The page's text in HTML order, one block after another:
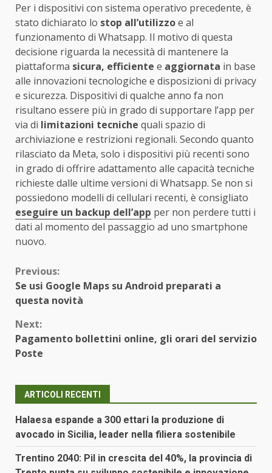
Per i dispositivi con sistema operativo precedente, è
stato dichiarato lo stop all’utilizzoe al
funzionamento di Whatsapp. Il motivo di questa
decisione riguarda la necessità di mantenere la
piattaforma sicura, efficiente e aggiornata in base
alle innovazioni tecnologiche e disposizioni di privacy
e sicurezza. Dispositivi di qualche anno fa non
risultano essere più in grado di supportare l’app per
via di limitazioni tecniche quali spazio di
archiviazione e restrizioni regionali. Secondo quanto
rilasciato da Meta, solo i dispositivi più recenti sono
in grado di offrire adattamento alle capacità tecniche
richieste dalle ultime versioni di Whatsapp. Se non si
possiedono modelli di cellulari recenti, è consigliato
eseguire un backup dell’app per non perdere tutti i
dati al momento del passaggio ad uno smartphone
nuovo.
Continue
Reading
Previous:
Se usi Google Maps su Android preparati a
questa novità
Next:
Pagamento bollettini online, gli orari del servizio
Poste
ARTICOLI RECENTI
Halaesa espande a 300 ettari la produzione di
avocado in Sicilia, leader nella filiera sostenibile
Trentino 2040: Pil in crescita del 40%, la provincia di